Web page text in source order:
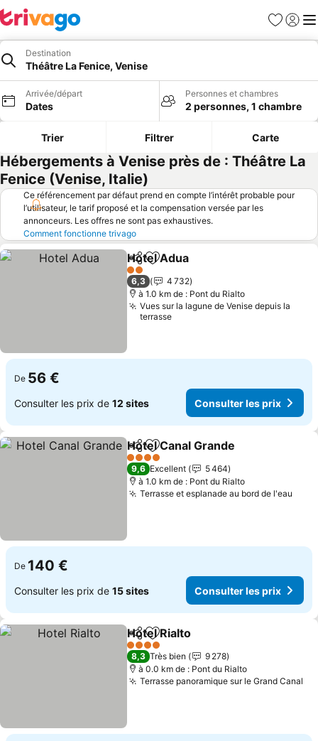
Favoris
Se
Destination
Théâtre La Fenice, Venise
Arrivée/départ
Dates
Personnes et chambres
2 personnes, 1 chambre
Trier Filtrer Carte
Hébergements à Venise près de : Théâtre La
Fenice (Venise, Italie)
Ce référencement par défaut prend en compte l’intérêt probable pour
l’utilisateur, le tarif proposé et la compensation versée par les
annonceurs. Les offres ne sont pas exhaustives.
Comment fonctionne trivago
PartagerAjouter à mes favoris
Hotel Adua
2 Étoiles
6,3
4 732
à 1.0 km de : Pont du Rialto
Vues sur la lagune de Venise depuis la
terrasse
De 56 €
Consulter les prix de 12 sites Consulter les prix
PartagerAjouter à mes favoris
Hotel Canal Grande
4 Étoiles
9,6 Excellent
5 464
à 1.0 km de : Pont du Rialto
Terrasse et esplanade au bord de l'eau
De 140 €
Consulter les prix de 15 sites Consulter les prix
PartagerAjouter à mes favoris
Hotel Rialto
4 Étoiles
8,3 Très bien
9 278
à 0.0 km de : Pont du Rialto
Terrasse panoramique sur le Grand Canal